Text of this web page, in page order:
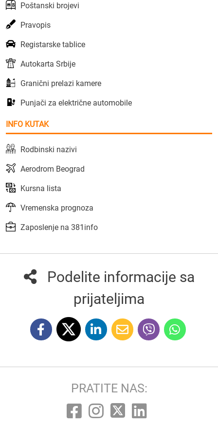
Poštanski brojevi
Pravopis
Registarske tablice
Autokarta Srbije
Granični prelazi kamere
Punjači za električne automobile
INFO KUTAK
Rodbinski nazivi
Aerodrom Beograd
Kursna lista
Vremenska prognoza
Zaposlenje na 381info
Podelite informacije sa
prijateljima
PRATITE NAS: